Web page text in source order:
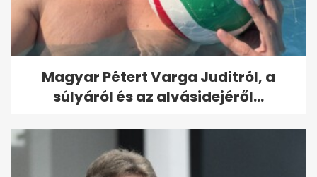
Magyar Pétert Varga Juditról, a
súlyáról és az alvásidejéről...